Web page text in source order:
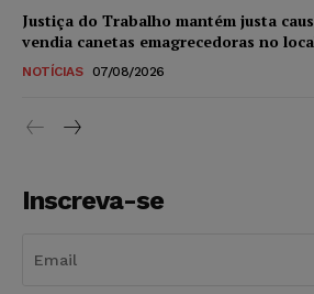
Justiça do Trabalho mantém justa
vendia canetas emagrecedoras no
NOTÍCIAS 07/08/2026
Inscreva-se